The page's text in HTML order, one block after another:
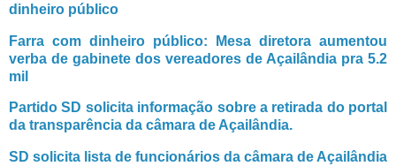
dinheiro público
Farra com dinheiro público: Mesa diretora aumentou
verba de gabinete dos vereadores de Açailândia pra 5.2
mil
Partido SD solicita informação sobre a retirada do portal
da transparência da câmara de Açailândia.
SD solicita lista de funcionários da câmara de Açailândia